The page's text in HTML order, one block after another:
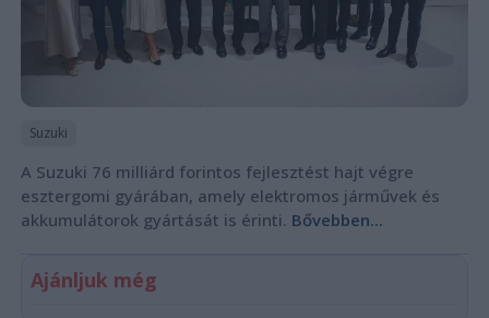
Suzuki
A Suzuki 76 milliárd forintos fejlesztést hajt végre
esztergomi gyárában, amely elektromos járművek és
akkumulátorok gyártását is érinti. Bővebben...
Ajánljuk még